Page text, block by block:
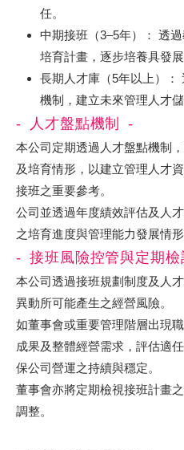
任。
中期接班（3–5年）： 透
培育計畫，逐步培養具發
長期人才庫（5年以上）：
機制，建立未來管理人才儲
人才盤點機制
本公司定期透過人才盤點機制
及培育情形，以建立管理人才
接班之重要參考。
公司並透過年度績效評估及人
之培育進度與管理能力發展情形
接班風險控管與定期檢
本公司透過接班規劃制度及人
異動所可能產生之經營風險。
如董事會或重要管理階層出現
成果及整體經營需求，評估適
保公司營運之持續與穩定。
董事會亦將定期檢視接班計畫
調整。